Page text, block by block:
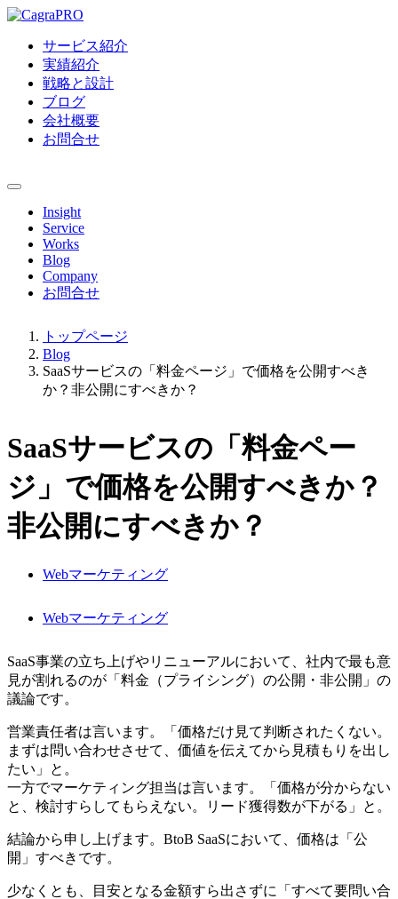
サービス紹介
実績紹介
戦略と設計
ブログ
会社概要
お問合せ
Insight
Service
Works
Blog
Company
お問合せ
トップページ
Blog
SaaSサービスの「料金ページ」で価格を公開すべき
か？非公開にすべきか？
SaaSサービスの「料金ペー
ジ」で価格を公開すべきか？
非公開にすべきか？
Webマーケティング
Webマーケティング
SaaS事業の立ち上げやリニューアルにおいて、社内で最も意
見が割れるのが「料金（プライシング）の公開・非公開」の
議論です。
営業責任者は言います。「価格だけ見て判断されたくない。
まずは問い合わせさせて、価値を伝えてから見積もりを出し
たい」と。
一方でマーケティング担当は言います。「価格が分からない
と、検討すらしてもらえない。リード獲得数が下がる」と。
結論から申し上げます。BtoB SaaSにおいて、価格は「公
開」すべきです。
少なくとも、目安となる金額すら出さずに「すべて要問い合